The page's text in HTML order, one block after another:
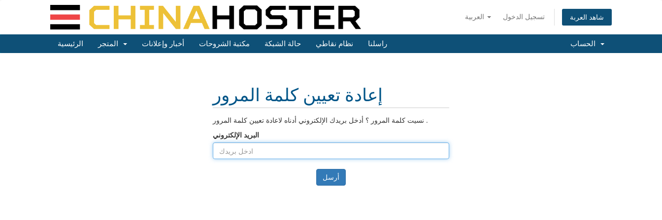
تسجيل الدخول شاهد العربة
الرئيسية أخبار وإعلانات مكتبة الشروحات حالة الشبكة نظام نقاطي راسلنا
إعادة تعيين كلمة المرور
نسيت كلمة المرور ؟ أدخل بريدك الإلكتروني أدناه لاعادة تعيين كلمة المرور .
البريد الإلكتروني
أرسل